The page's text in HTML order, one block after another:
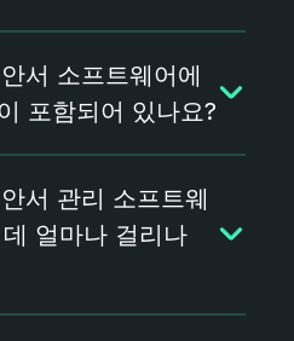
을 작성, 관리, 추적
니다. 제안서 작성
협업을 강화하며
보장합니다
서 소프트웨어에
포함되어 있나요?
내장되어 있어 별
이 필요 없습니다
서 관리 소프트웨
얼마나 걸리나